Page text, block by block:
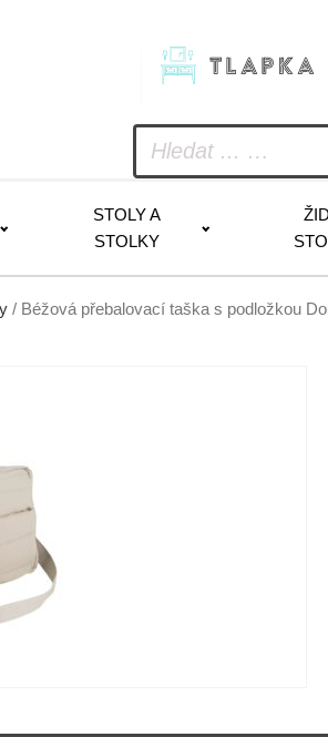
STOLY A
STOLKY
/ Béžová přebalovací taška s podložkou